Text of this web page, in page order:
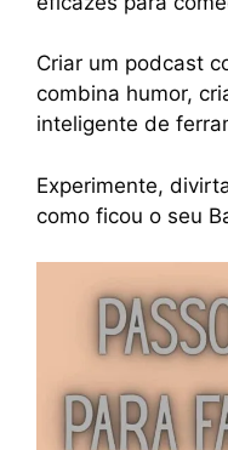
Criar um podcast
combina humor,
inteligente de
Experimente,
como ficou o seu